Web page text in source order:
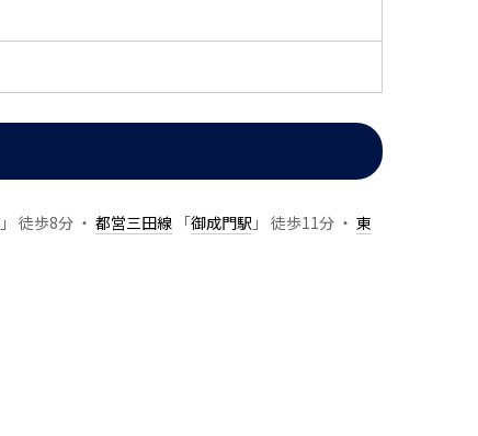
」 徒歩8分 ・ 都営三田線 「御成門駅 」 徒歩11分 ・ 東